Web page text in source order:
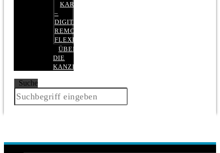
KARRIERE
–
DIGITAL,
REMOTE,
FLEXIBEL
ÜBER
DIE
KANZLEI
Suche